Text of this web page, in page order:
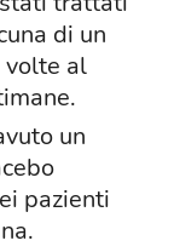
di un
volte al
un
pazienti